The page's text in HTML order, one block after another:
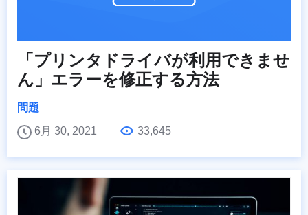
「プリンタドライバが利用できませ
ん」エラーを修正する方法
問題
6月 30, 2021
33,645